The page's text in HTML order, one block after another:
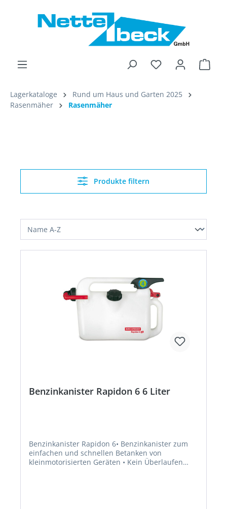
Lagerkataloge
Rund um Haus und Garten 2025
Rasenmäher
Rasenmäher
Produkte filtern
Benzinkanister Rapidon 6 6 Liter
Benzinkanister Rapidon 6• Benzinkanister zum
einfachen und schnellen Betanken von
kleinmotorisierten Geräten • Kein Überlaufen